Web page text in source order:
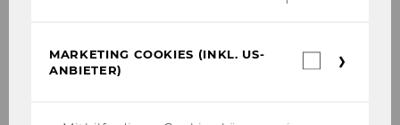
Juni 2006
MARKETING COOKIES (INKL. US-
ANBIETER)